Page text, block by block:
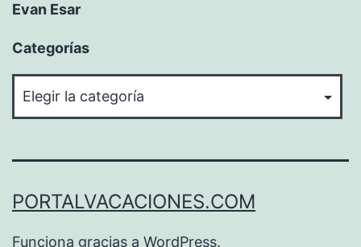
Evan Esar
Categorías
PORTALVACACIONES.COM
Funciona gracias a WordPress.